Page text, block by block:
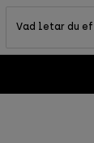
Vad letar du